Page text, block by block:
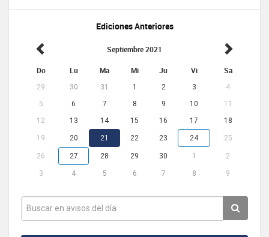
Ediciones Anteriores
Septiembre 2021
Do Lu Ma Mi Ju Vi Sa
29 30 31 1 2 3
4
5
6 7 8 9 10
11
12
13 14 15 16 17 18
19 20 21 22 23 24 25
26 27 28 29 30 1 2
3 4 5 6 7 8 9